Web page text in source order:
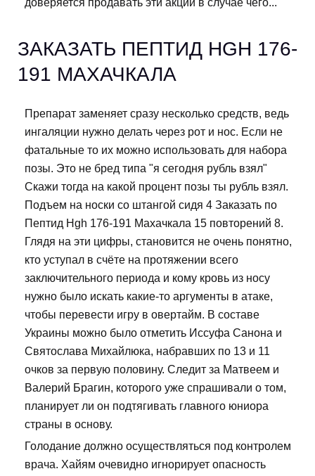
доверяется продавать эти акции в случае чего...
ЗАКАЗАТЬ ПЕПТИД HGH 176-
191 МАХАЧКАЛА
Препарат заменяет сразу несколько средств, ведь
ингаляции нужно делать через рот и нос. Если не
фатальные то их можно использовать для набора
позы. Это не бред типа "я сегодня рубль взял"
Скажи тогда на какой процент позы ты рубль взял.
Подъем на носки со штангой сидя 4 Заказать по
Пептид Hgh 176-191 Махачкала 15 повторений 8.
Глядя на эти цифры, становится не очень понятно,
кто уступал в счёте на протяжении всего
заключительного периода и кому кровь из носу
нужно было искать какие-то аргументы в атаке,
чтобы перевести игру в овертайм. В составе
Украины можно было отметить Иссуфа Санона и
Святослава Михайлюка, набравших по 13 и 11
очков за первую половину. Следит за Матвеем и
Валерий Брагин, которого уже спрашивали о том,
планирует ли он подтягивать главного юниора
страны в основу.
Голодание должно осуществляться под контролем
врача. Хайям очевидно игнорирует опасность